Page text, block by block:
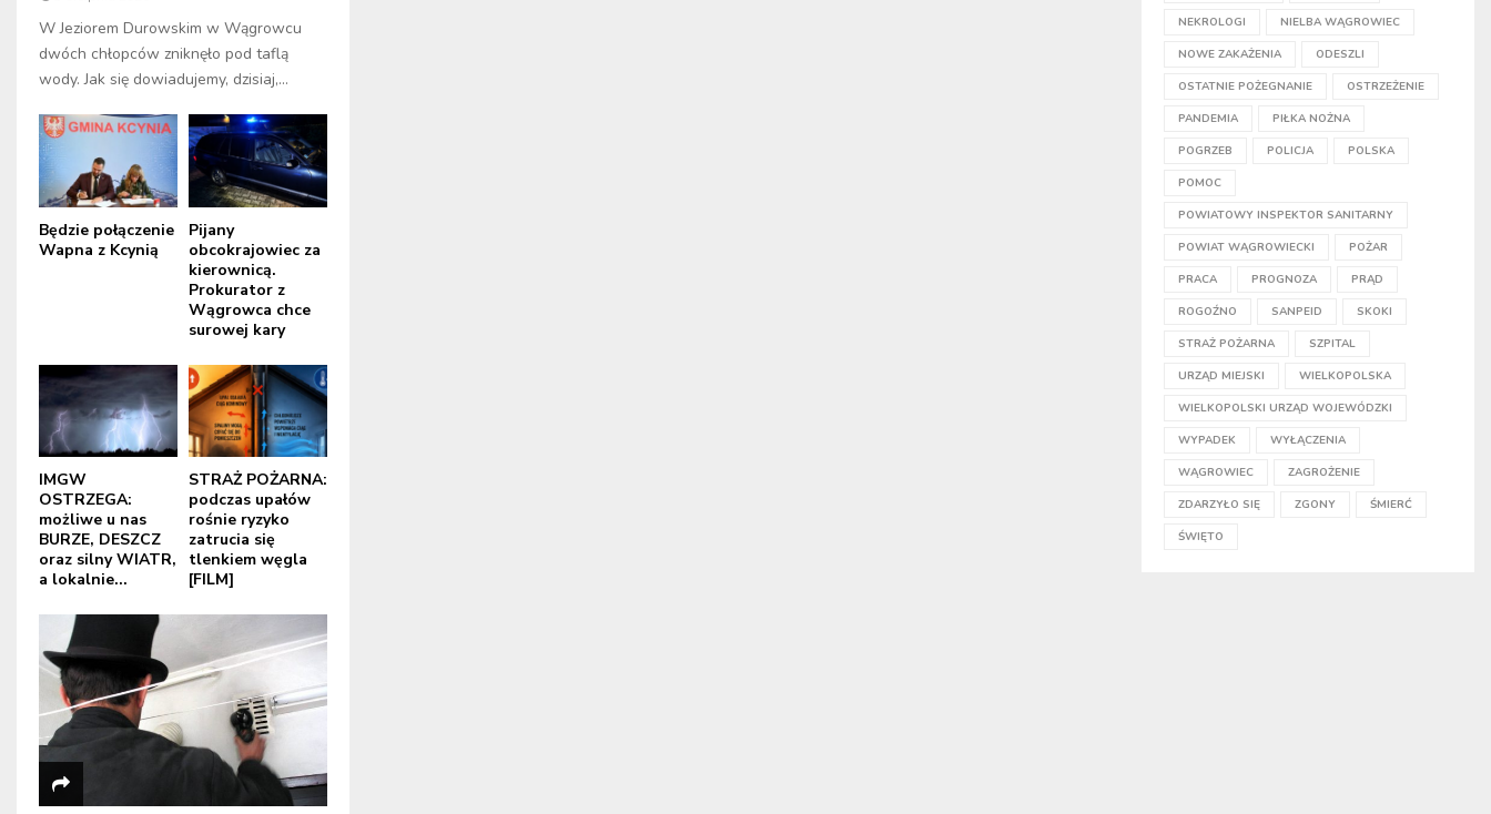
W Jeziorem Durowskim w Wągrowcu
dwóch chłopców zniknęło pod taflą
wody. Jak się dowiadujemy, dzisiaj,...
Będzie połączenie
Wapna z Kcynią
Pijany
obcokrajowiec za
kierownicą.
Prokurator z
Wągrowca chce
surowej kary
IMGW
OSTRZEGA:
możliwe u nas
BURZE, DESZCZ
oraz silny WIATR,
a lokalnie...
STRAŻ POŻARNA:
podczas upałów
rośnie ryzyko
zatrucia się
tlenkiem węgla
[FILM]
NEKROLOGI NIELBA WĄGROWIEC
NOWE ZAKAŻENIA ODESZLI
OSTATNIE POŻEGNANIE OSTRZEŻENIE
PANDEMIA PIŁKA NOŻNA
POGRZEB POLICJA POLSKA
POMOC
POWIATOWY INSPEKTOR SANITARNY
POWIAT WĄGROWIECKI POŻAR
PRACA PROGNOZA PRĄD
ROGOŹNO SANPEID SKOKI
STRAŻ POŻARNA SZPITAL
URZĄD MIEJSKI WIELKOPOLSKA
WIELKOPOLSKI URZĄD WOJEWÓDZKI
WYPADEK WYŁĄCZENIA
WĄGROWIEC ZAGROŻENIE
ZDARZYŁO SIĘ ZGONY ŚMIERĆ
ŚWIĘTO